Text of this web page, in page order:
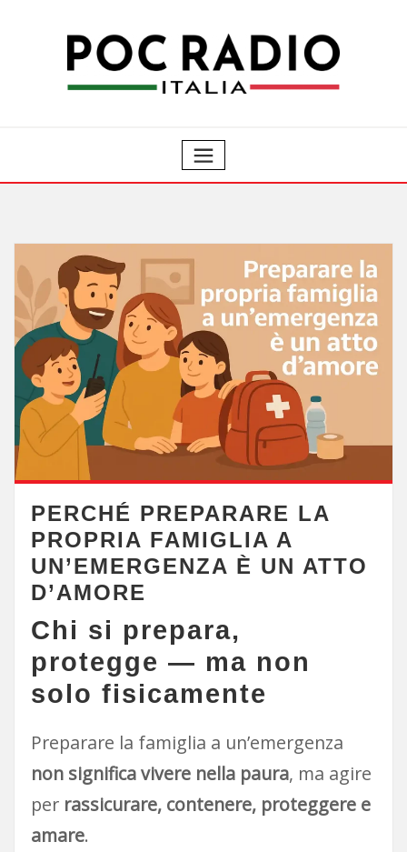
PERCHÉ PREPARARE LA
PROPRIA FAMIGLIA A
UN’EMERGENZA È UN ATTO
D’AMORE
Chi si prepara,
protegge — ma non
solo fisicamente
Preparare la famiglia a un’emergenza
non significa vivere nella paura, ma agire
per rassicurare, contenere, proteggere e
amare.